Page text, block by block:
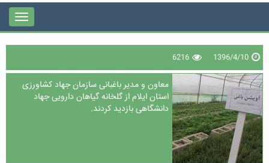
1396/4/10
6216
معاون و مدیر باغبانی سازمان جهاد کشاورزی
استان ایلام از گلخانه گیاهان دارویی جهاد
دانشگاهی بازدید کردند.